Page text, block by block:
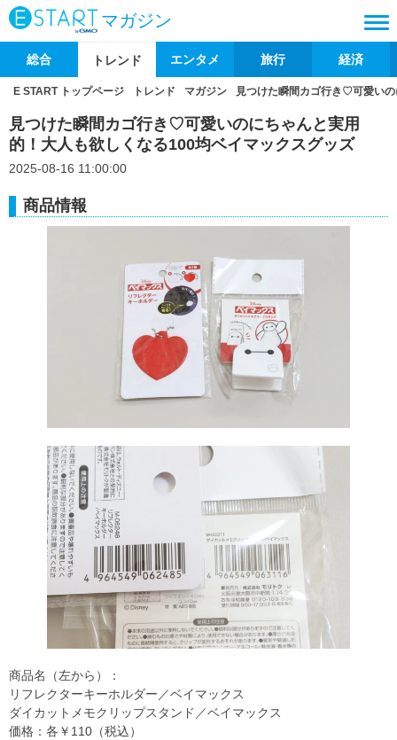
マガジン
総合 トレンド エンタメ 旅行 経済
E START トップページ トレンド マガジン 見つけた瞬間カゴ行き♡可愛い
見つけた瞬間カゴ行き♡可愛いのにちゃんと実用
的！大人も欲しくなる100均ベイマックスグッズ
2025-08-16 11:00:00
商品情報
商品名（左から）：
リフレクターキーホルダー／ベイマックス
ダイカットメモクリップスタンド／ベイマックス
価格：各￥110（税込）